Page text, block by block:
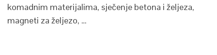
komadnim materijalima, sječenje betona i željeza,
magneti za željezo, …